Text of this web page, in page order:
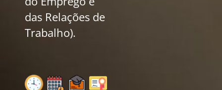
das Relações de
Trabalho).